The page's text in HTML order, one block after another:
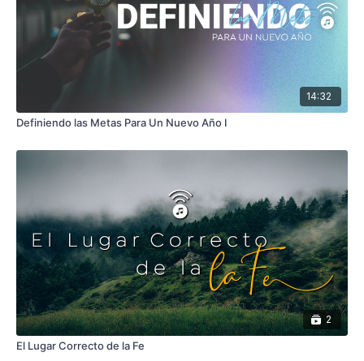
14:32
Definiendo las Metas Para Un Nuevo Año I
2
El Lugar Correcto de la Fe